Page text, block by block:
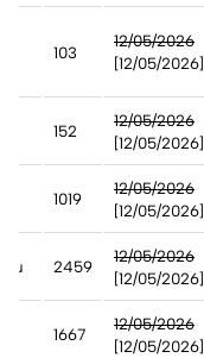
103
12/05/2026
[12/05/2026]
152
12/05/2026
[12/05/2026]
1019
12/05/2026
[12/05/2026]
2459
12/05/2026
[12/05/2026]
1667
12/05/2026
[12/05/2026]